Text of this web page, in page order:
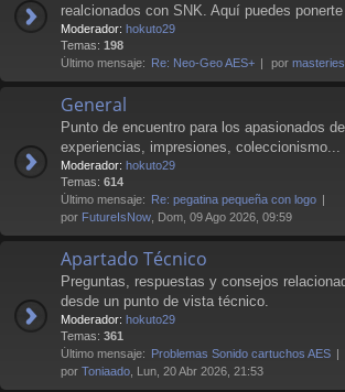
realcionados con SNK. Aquí puedes ponerte
Moderador: hokuto29
Temas: 198
Último mensaje: Re: Neo-Geo AES+ por masteries
General
Punto de encuentro para los apasionados
experiencias, impresiones, coleccionismo...
Moderador: hokuto29
Temas: 614
Último mensaje: Re: pegatina pequeña con logo
por FutureIsNow , Dom, 09 Ago 2026, 09:59
Apartado Técnico
Preguntas, respuestas y consejos
desde un punto de vista técnico.
Moderador: hokuto29
Temas: 361
Último mensaje: Problemas Sonido cartuchos AES
por Toniaado , Lun, 20 Abr 2026, 21:53